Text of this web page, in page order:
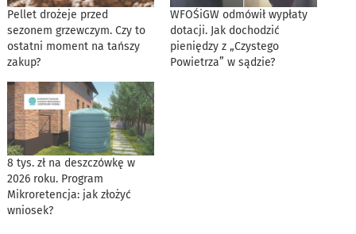
Pellet drożeje przed
sezonem grzewczym. Czy to
ostatni moment na tańszy
zakup?
WFOŚiGW odmówił wypłaty
dotacji. Jak dochodzić
pieniędzy z „Czystego
Powietrza” w sądzie?
8 tys. zł na deszczówkę w
2026 roku. Program
Mikroretencja: jak złożyć
wniosek?